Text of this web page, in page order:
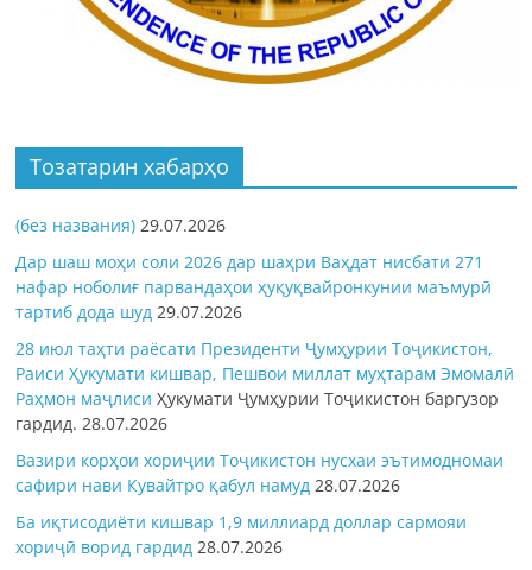
Тозатарин хабарҳо
(без названия) 29.07.2026
Дар шаш моҳи соли 2026 дар шаҳри Ваҳдат нисбати 271
нафар ноболиғ парвандаҳои ҳуқуқвайронкунии маъмурӣ
тартиб дода шуд 29.07.2026
28 июл таҳти раёсати Президенти Ҷумҳурии Тоҷикистон,
Раиси Ҳукумати кишвар, Пешвои миллат муҳтарам Эмомалӣ
Раҳмон маҷлисиҲукумати Ҷумҳурии Тоҷикистон баргузор
гардид. 28.07.2026
Вазири корҳои хориҷии Тоҷикистон нусхаи эътимодномаи
сафири нави Кувайтро қабул намуд 28.07.2026
Ба иқтисодиёти кишвар 1,9 миллиард доллар сармояи
хориҷӣ ворид гардид 28.07.2026